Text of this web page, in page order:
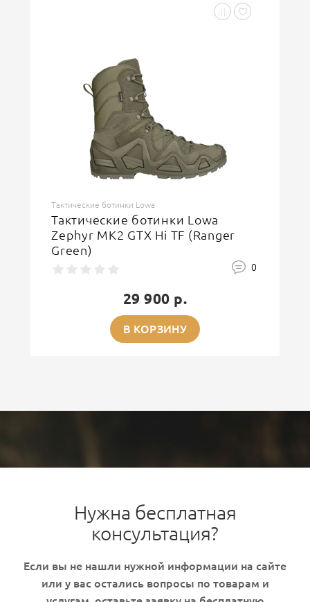
Тактические ботинки Lowa
Тактические ботинки Lowa
Zephyr MK2 GTX Hi TF (Ranger
Green)
0
29 900 р.
В КОРЗИНУ
Нужна бесплатная
консультация?